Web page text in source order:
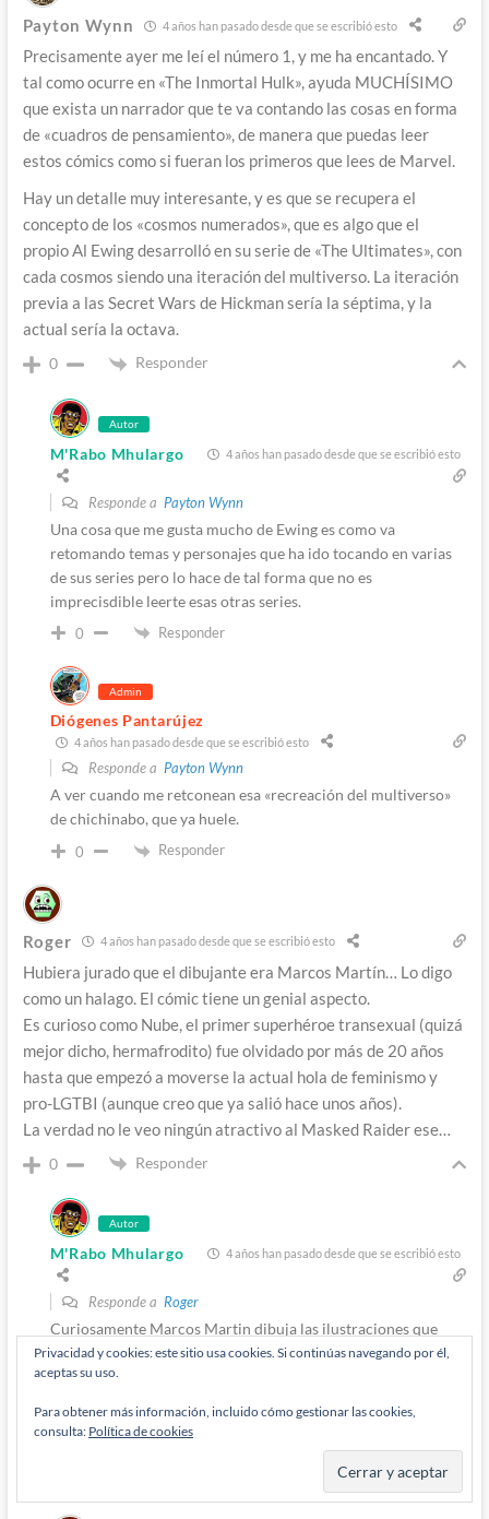
Payton Wynn 4 años han pasado desde que se escribió esto
Precisamente ayer me leí el número 1, y me ha encantado. Y
tal como ocurre en «The Inmortal Hulk», ayuda MUCHÍSIMO
que exista un narrador que te va contando las cosas en forma
de «cuadros de pensamiento», de manera que puedas leer
estos cómics como si fueran los primeros que lees de Marvel.
Hay un detalle muy interesante, y es que se recupera el
concepto de los «cosmos numerados», que es algo que el
propio Al Ewing desarrolló en su serie de «The Ultimates», con
cada cosmos siendo una iteración del multiverso. La iteración
previa a las Secret Wars de Hickman sería la séptima, y la
actual sería la octava.
0 Responder
Autor
M'Rabo Mhulargo 4 años han pasado desde que se escribió esto
Responde a Payton Wynn
Una cosa que me gusta mucho de Ewing es como va
retomando temas y personajes que ha ido tocando en varias
de sus series pero lo hace de tal forma que no es
imprecisdible leerte esas otras series.
0 Responder
Admin
Diógenes Pantarújez
4 años han pasado desde que se escribió esto
Responde a Payton Wynn
A ver cuando me retconean esa «recreación del multiverso»
de chichinabo, que ya huele.
0 Responder
Roger 4 años han pasado desde que se escribió esto
Hubiera jurado que el dibujante era Marcos Martín… Lo digo
como un halago. El cómic tiene un genial aspecto.
Es curioso como Nube, el primer superhéroe transexual (quizá
mejor dicho, hermafrodito) fue olvidado por más de 20 años
hasta que empezó a moverse la actual hola de feminismo y
pro-LGTBI (aunque creo que ya salió hace unos años).
La verdad no le veo ningún atractivo al Masked Raider ese…
0 Responder
Autor
M'Rabo Mhulargo 4 años han pasado desde que se escribió esto
Responde a Roger
Curiosamente Marcos Martin dibuja las ilustraciones que
aparecen en la pagina de resumen de cada numero. Y Nube
encaja también en esa costumbre de Ewing de retomar cosas
reencontrarse con el Hombre de Hielo, que seguro que
Privacidad y cookies: este sitio usa cookies. Si continúas navegando por él,
aceptas su uso.
Para obtener más información, incluido cómo gestionar las cookies,
consulta: Política de cookies